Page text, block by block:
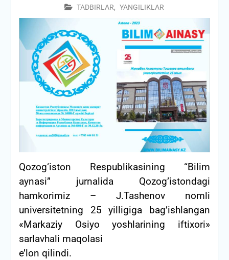
TADBIRLAR, YANGILIKLAR
Qozog‘iston Respublikasining “Bilim
aynasi” jurnalida Qozog’istondagi
hamkorimiz – J.Tashenov nomli
universitetning 25 yilligiga bag’ishlangan
«Markaziy Osiyo yoshlarining iftixori»
sarlavhali maqolasi
e’lon qilindi.